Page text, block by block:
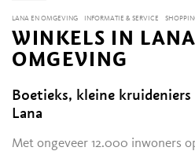
LANA EN OMGEVING INFORMATIE & SERVICE
WINKELS IN
OMGEVING
Boetieks, kleine
Lana
Met ongeveer 12.000 inwoners